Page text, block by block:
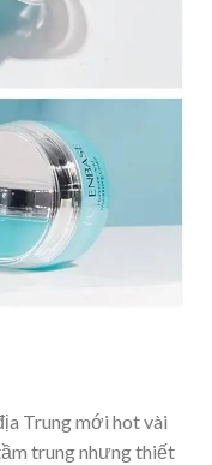
Trung mới hot vài
trung nhưng thiết